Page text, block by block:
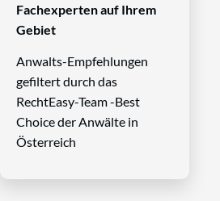
Fachexperten auf Ihrem
Gebiet
Anwalts-Empfehlungen
gefiltert durch das
RechtEasy-Team -Best
Choice der Anwälte in
Österreich